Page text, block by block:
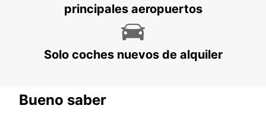
principales aeropuertos
Solo coches nuevos de alquiler
Bueno saber